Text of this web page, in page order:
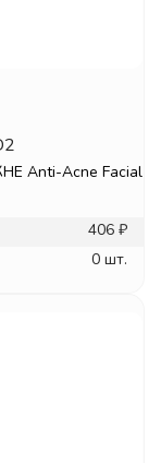
Anti-Acne Facial
406 ₽
0 шт.